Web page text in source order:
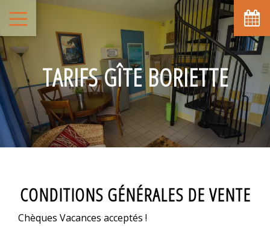
TARIFS GÎTE BORIETTE
CONDITIONS GÉNÉRALES DE VENTE
Chèques Vacances acceptés !